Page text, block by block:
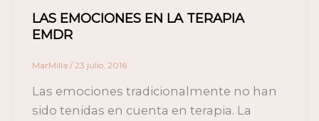
LAS EMOCIONES EN LA TERAPIA
EMDR
MarMilla / 23 julio, 2016
Las emociones tradicionalmente no han
sido tenidas en cuenta en terapia. La